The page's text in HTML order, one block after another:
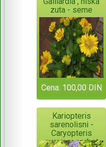
zuta - seme
Cena: 100,00 DIN
Kariopteris
sarenolisni -
Caryopteris
summer sorbet